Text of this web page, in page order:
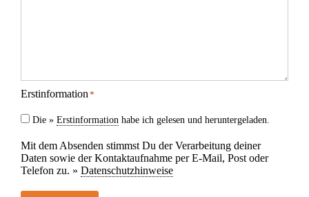
Erstinformation *
Die » Erstinformation habe ich gelesen und heruntergeladen.
Mit dem Absenden stimmst Du der Verarbeitung deiner
Daten sowie der Kontaktaufnahme per E-Mail, Post oder
Telefon zu. » Datenschutzhinweise